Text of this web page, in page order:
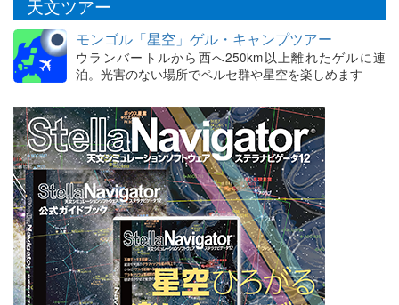
天文ツアー
モンゴル「星空」ゲル・キャンプツアー
ウランバートルから西へ250km以上離れたゲルに連
泊。光害のない場所でペルセ群や星空を楽しめます